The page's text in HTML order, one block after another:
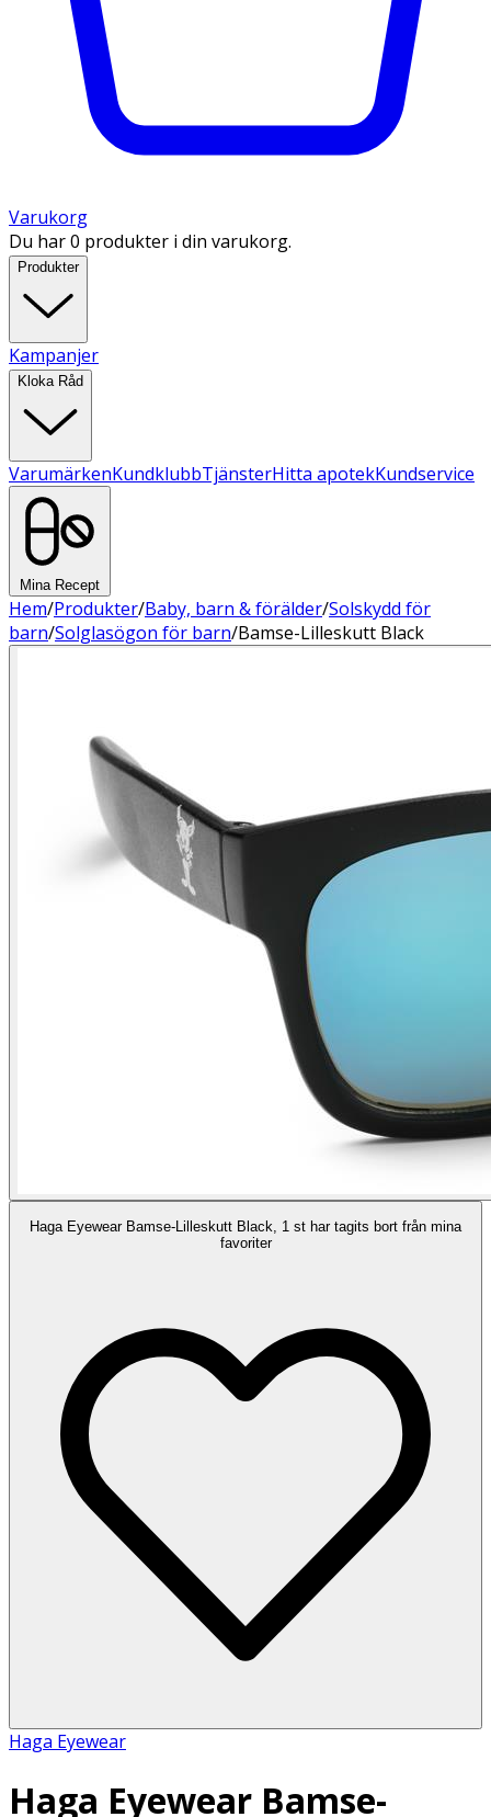
Varukorg
Du har 0 produkter i din varukorg.
Produkter
Kampanjer
Kloka Råd
VarumärkenKundklubbTjänsterHitta apotekKundservice
Mina Recept
Hem/Produkter/Baby, barn & förälder/Solskydd för
barn/Solglasögon för barn/Bamse-Lilleskutt Black
Haga Eyewear Bamse-Lilleskutt Black, 1 st har tagits bort från mina
favoriter
Haga Eyewear
Haga Eyewear Bamse-